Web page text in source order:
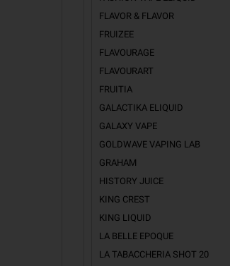
FLAVOR & FLAVOR
FRUIZEE
FLAVOURAGE
FLAVOURART
FRUITIA
GALACTIKA ELIQUID
GALAXY VAPE
GOLDWAVE VAPING LAB
GRAHAM
HISTORY JUICE
KING CREST
KING LIQUID
LA BELLE EPOQUE
LA TABACCHERIA SHOT 20